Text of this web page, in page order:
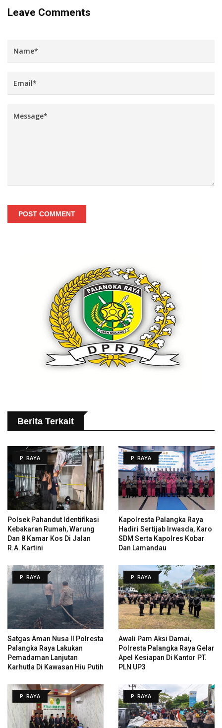
Leave Comments
POST COMMENT
Berita Terkait
P. RAYA
Polsek Pahandut Identifikasi
Kebakaran Rumah, Warung
Dan 8 Kamar Kos Di Jalan
R.A. Kartini
P. RAYA
Kapolresta Palangka Raya
Hadiri Sertijab Irwasda, Karo
SDM Serta Kapolres Kobar
Dan Lamandau
P. RAYA
Satgas Aman Nusa II Polresta
Palangka Raya Lakukan
Pemadaman Lanjutan
Karhutla Di Kawasan Hiu Putih
P. RAYA
Awali Pam Aksi Damai,
Polresta Palangka Raya Gelar
Apel Kesiapan Di Kantor PT.
PLN UP3
P. RAYA P. RAYA